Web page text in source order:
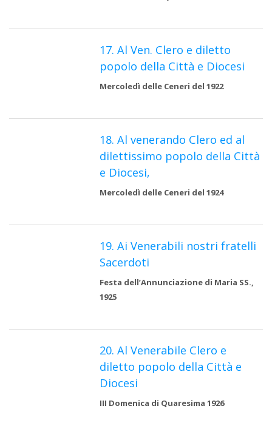
17. Al Ven. Clero e diletto
popolo della Città e Diocesi
Mercoledì delle Ceneri del 1922
18. Al venerando Clero ed al
dilettissimo popolo della Città
e Diocesi,
Mercoledì delle Ceneri del 1924
19. Ai Venerabili nostri fratelli
Sacerdoti
Festa dell’Annunciazione di Maria SS.,
1925
20. Al Venerabile Clero e
diletto popolo della Città e
Diocesi
III Domenica di Quaresima 1926